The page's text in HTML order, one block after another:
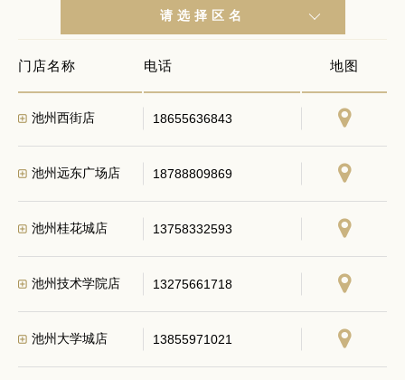
请选择区名
门店名称 电话 地图
池州西街店 18655636843
池州远东广场店 18788809869
池州桂花城店 13758332593
池州技术学院店 13275661718
池州大学城店 13855971021